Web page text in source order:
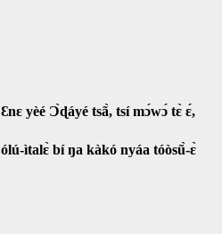
Ɛnɛ yèé Ɔ̀ɖáyé tsã̀, tsí mɔ́wɔ́ tɛ̀ ɛ́,
ólú-ìtalɛ̀ bí ŋa kàkó nyáa tóòsũ̀-ɛ̀